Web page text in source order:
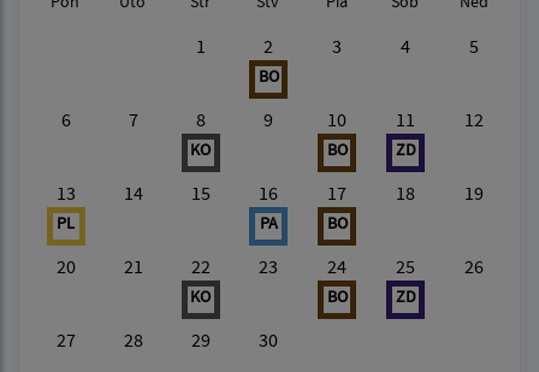
1 2
BO
3 4 5
6 7 8
KO
9 10
BO
11
ZD
12
13
PL
14 15 16
PA
17
BO
18 19
20 21 22
KO
23 24
BO
25
ZD
26
27 28 29 30